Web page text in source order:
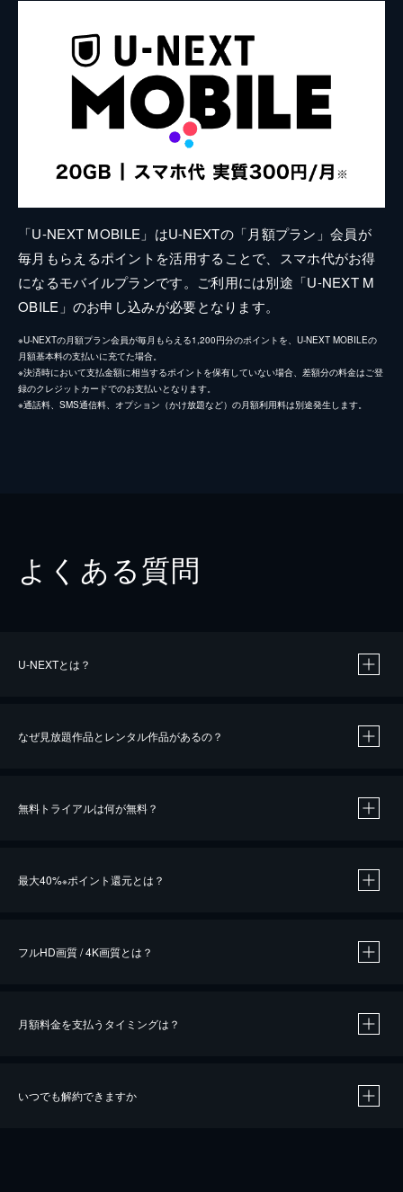
「U-NEXT MOBILE」はU-NEXTの「月額プラン」会員が
毎月もらえるポイントを活用することで、スマホ代がお得
になるモバイルプランです。ご利用には別途「U-NEXT M
OBILE」のお申し込みが必要となります。
※U-NEXTの月額プラン会員が毎月もらえる1,200円分のポイントを、U-NEXT MOBILEの
月額基本料の支払いに充てた場合。
※決済時において支払金額に相当するポイントを保有していない場合、差額分の料金はご登
録のクレジットカードでのお支払いとなります。
※通話料、SMS通信料、オプション（かけ放題など）の月額利用料は別途発生します。
よくある質問
U-NEXTとは？
なぜ見放題作品とレンタル作品があるの？
無料トライアルは何が無料？
最大40%※ポイント還元とは？
※40％ポイント還元の対象は、クレジットカード決済による作品の購入 / レンタルです。
iOSアプリのUコイン決済による作品の購入 / レンタルは、20％のポイント還元です。
フルHD画質 / 4K画質とは？
月額料金を支払うタイミングは？
いつでも解約できますか